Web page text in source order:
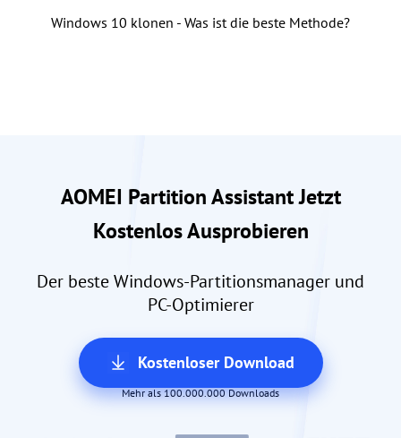
Windows 10 klonen - Was ist die beste Methode?
AOMEI Partition Assistant Jetzt
Kostenlos Ausprobieren
Der beste Windows-Partitionsmanager und
PC-Optimierer
Kostenloser Download
Mehr als 100.000.000 Downloads